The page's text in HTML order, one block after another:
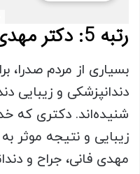
رتبه 5: دکتر مهدی فانی
بسیاری از مردم صدرا،
دندانپزشکی و زیبایی
شنیده‌اند. دکتری که
زیبایی و نتیجه موثر
مهدی فانی، جراح و